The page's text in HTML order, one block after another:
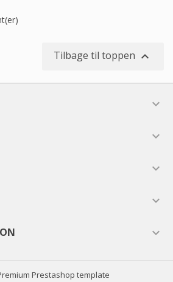
Tilbage til toppen 





Prestashop template